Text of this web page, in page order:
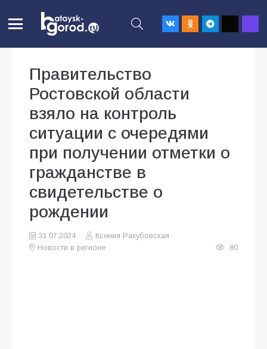
Правительство
Ростовской области
взяло на контроль
ситуации с очередями
при получении отметки о
гражданстве в
свидетельстве о
рождении
31.07.2024
Ксения Рахубовская
Новости в регионе
80